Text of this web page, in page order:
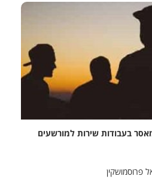
בעבודות שירות למורשעים
פרוסמושקין